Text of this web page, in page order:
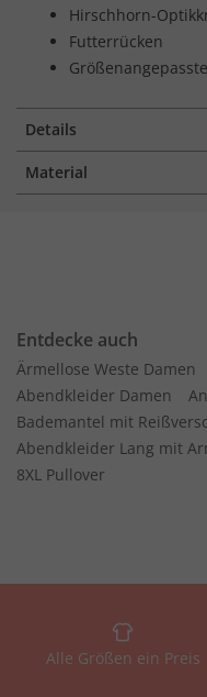
Hirschhorn-
Futterrücken
Details
Material
Entdecke auch
Ärmellose Weste Damen
Abendkleider Damen
Bademantel mit
Abendkleider Lang mit
8XL Pullover
Alle Größen ein Preis